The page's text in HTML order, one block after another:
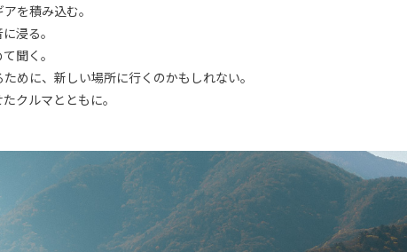
を積み込む。
浸る。
聞く。
めに、新しい場所に行くのかもしれない。
クルマとともに。